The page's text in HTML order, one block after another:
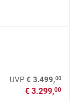
UVP € 3.499,00
€ 3.299,00